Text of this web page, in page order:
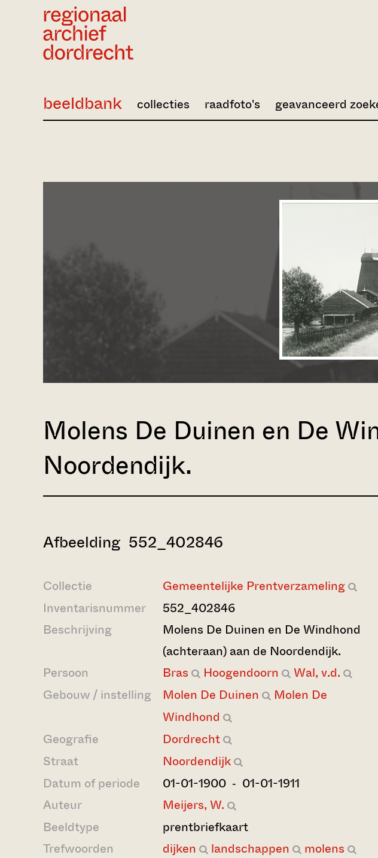
beeldbank collecties raadfoto's geavanceerd
Molens De Duinen en De
Noordendijk.
Afbeelding 552_402846
Collectie
Gemeentelijke Prentverzameling
Inventarisnummer
552_402846
Beschrijving
Molens De Duinen en De Windhond
(achteraan) aan de Noordendijk.
Persoon
Bras Hoogendoorn
Wal, v.d.
Gebouw / instelling
Molen De Duinen
Molen De
Windhond
Geografie
Dordrecht
Straat
Noordendijk
Datum of periode
01-01-1900 ‐ 01-01-1911
Auteur
Meijers, W.
Beeldtype
prentbriefkaart
Trefwoorden
dijken landschappen molens